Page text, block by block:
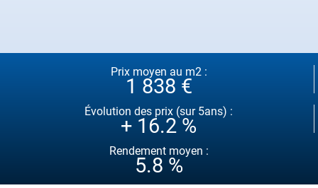
Prix moyen au m2 :
1 838 €
Évolution des prix (sur 5ans) :
+ 16.2 %
Rendement moyen :
5.8 %